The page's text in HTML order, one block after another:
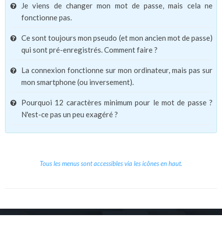
Je viens de changer mon mot de passe, mais cela ne
fonctionne pas.
Ce sont toujours mon pseudo (et mon ancien mot de passe)
qui sont pré-enregistrés. Comment faire ?
La connexion fonctionne sur mon ordinateur, mais pas sur
mon smartphone (ou inversement).
Pourquoi 12 caractères minimum pour le mot de passe ?
N'est-ce pas un peu exagéré ?
Tous les menus sont accessibles via les icônes en haut.